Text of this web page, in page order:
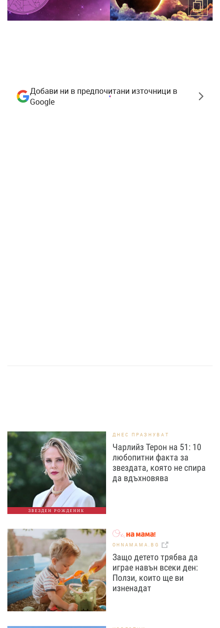
Добави ни в предпочитани източници в
Google
ЗВЕЗДЕН РОЖДЕНИК
ДНЕС ПРАЗНУВАТ
Чарлийз Терон на 51: 10
любопитни факта за
звездата, която не спира
да вдъхновява
OHNAMAMA.BG
Защо детето трябва да
играе навън всеки ден:
Ползи, които ще ви
изненадат